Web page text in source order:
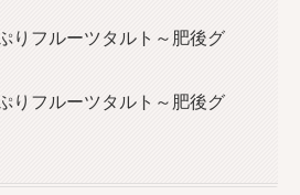
りフルーツタルト～肥後グ
りフルーツタルト～肥後グ